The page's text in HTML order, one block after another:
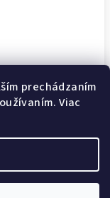
prechádzaním
Viac
dní!!!